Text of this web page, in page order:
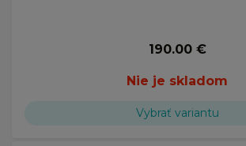
190.00 €
Nie je skladom
Vybrať variantu